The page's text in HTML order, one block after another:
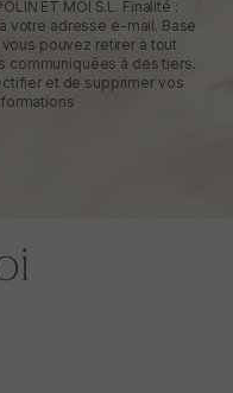
ET MOI S.L. Finalité :
votre adresse e-mail. Base
pouvez retirer à tout
communiquées à des tiers.
et de supprimer vos